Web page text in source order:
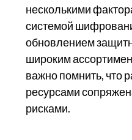
несколькими
системой
обновлением
широким
важно помнить, что
ресурсами
рисками.